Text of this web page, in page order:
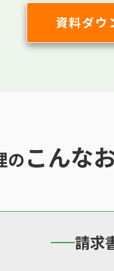
資料ダウ
の こんな
請求